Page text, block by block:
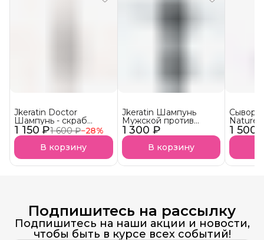
1 150 ₽1 600 ₽−28%
Jkeratin Doctor
Шампунь - скраб
Doctor СКОРО В
НАЛИЧИИ!
В корзину
1 300 ₽
Jkeratin Шампунь
Мужской против
выпадения волос
JMan СКОРО В
НАЛИЧИИ!В корзину
1 500
Nature
волос
Подпишитесь на рассылку
Подпишитесь на наши акции и новости,
чтобы быть в курсе всех событий!